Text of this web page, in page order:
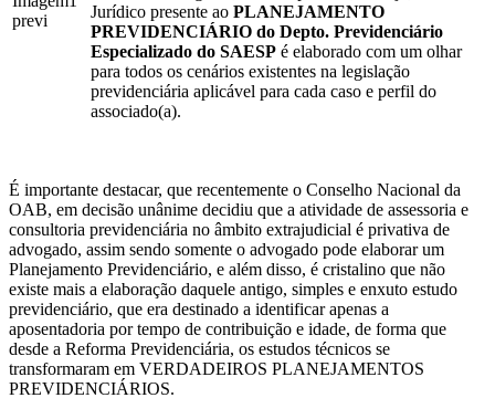
Jurídico presente ao PLANEJAMENTO
PREVIDENCIÁRIO do Depto. Previdenciário
Especializado do SAESP é elaborado com um olhar
para todos os cenários existentes na legislação
previdenciária aplicável para cada caso e perfil do
associado(a).
É importante destacar, que recentemente o Conselho Nacional da
OAB, em decisão unânime decidiu que a atividade de assessoria e
consultoria previdenciária no âmbito extrajudicial é privativa de
advogado, assim sendo somente o advogado pode elaborar um
Planejamento Previdenciário, e além disso, é cristalino que não
existe mais a elaboração daquele antigo, simples e enxuto estudo
previdenciário, que era destinado a identificar apenas a
aposentadoria por tempo de contribuição e idade, de forma que
desde a Reforma Previdenciária, os estudos técnicos se
transformaram em VERDADEIROS PLANEJAMENTOS
PREVIDENCIÁRIOS.